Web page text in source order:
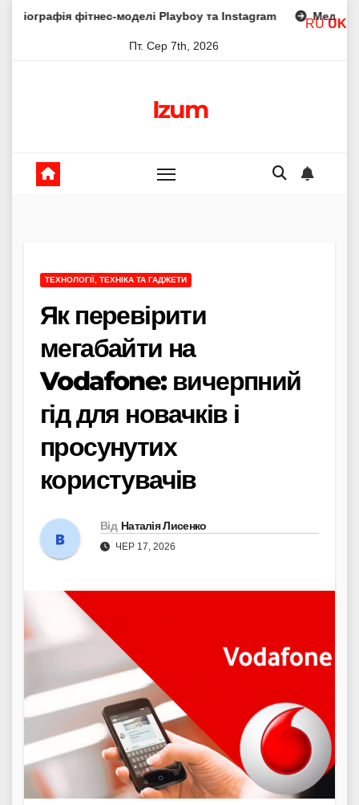
Skip
моделі Playboy та Instagram Мед із бузини:
Пт. Сер 7th, 2026
Izum
ТЕХНОЛОГІЇ, ТЕХНІКА ТА ГАДЖЕТИ
Як перевірити
мегабайти на
Vodafone: вичерпний
гід для новачків і
просунутих
користувачів
Від Наталія Лисенко
ЧЕР 17, 2026
RU UK